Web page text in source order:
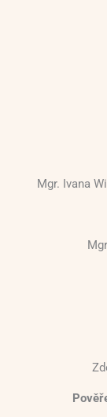
Mgr. Ivana